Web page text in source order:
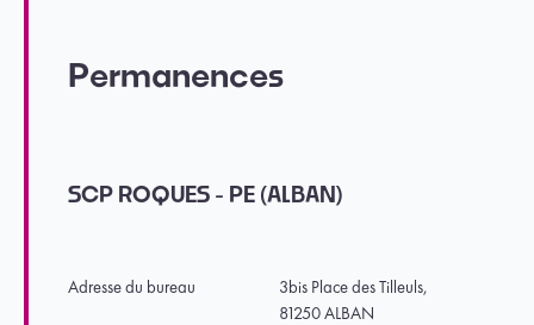
Permanences
SCP ROQUES - PE (ALBAN)
Adresse du bureau
3bis Place des Tilleuls,
81250 ALBAN